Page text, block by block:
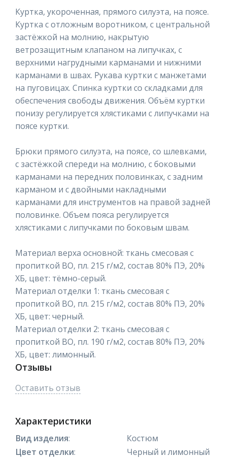
Куртка, укороченная, прямого силуэта, на поясе.
Куртка с отложным воротником, с центральной
застёжкой на молнию, накрытую
ветрозащитным клапаном на липучках, с
верхними нагрудными карманами и нижними
карманами в швах. Рукава куртки с манжетами
на пуговицах. Спинка куртки со складками для
обеспечения свободы движения. Объём куртки
понизу регулируется хлястиками с липучками на
поясе куртки.
Брюки прямого силуэта, на поясе, со шлевками,
с застёжкой спереди на молнию, с боковыми
карманами на передних половинках, с задним
карманом и с двойными накладными
карманами для инструментов на правой задней
половинке. Объем пояса регулируется
хлястиками с липучками по боковым швам.
Материал верха основной: ткань смесовая с
пропиткой ВО, пл. 215 г/м2, состав 80% ПЭ, 20%
ХБ, цвет: тёмно-серый.
Материал отделки 1: ткань смесовая с
пропиткой ВО, пл. 215 г/м2, состав 80% ПЭ, 20%
ХБ, цвет: черный.
Материал отделки 2: ткань смесовая с
пропиткой ВО, пл. 190 г/м2, состав 80% ПЭ, 20%
ХБ, цвет: лимонный.
Отзывы
Оставить отзыв
Характеристики
Вид изделия:
Костюм
Цвет отделки:
Черный и лимонный